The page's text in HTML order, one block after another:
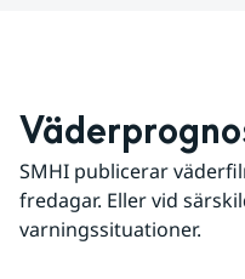
SMHI publicerar
fredagar. Eller vid
varningssituationer.